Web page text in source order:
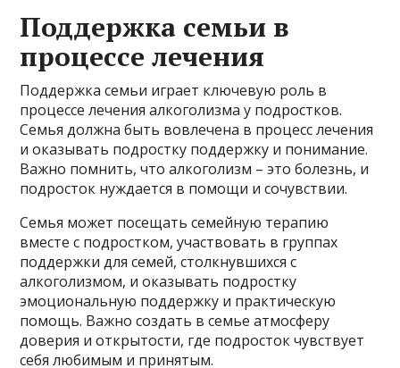
Поддержка семьи в
процессе лечения
Поддержка семьи играет ключевую роль в
процессе лечения алкоголизма у подростков.
Семья должна быть вовлечена в процесс лечения
и оказывать подростку поддержку и понимание.
Важно помнить, что алкоголизм – это болезнь, и
подросток нуждается в помощи и сочувствии.
Семья может посещать семейную терапию
вместе с подростком, участвовать в группах
поддержки для семей, столкнувшихся с
алкоголизмом, и оказывать подростку
эмоциональную поддержку и практическую
помощь. Важно создать в семье атмосферу
доверия и открытости, где подросток чувствует
себя любимым и принятым.